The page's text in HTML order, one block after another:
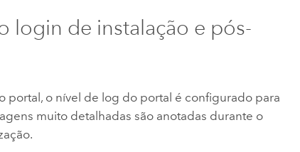
login de instalação e pós-
portal, o nível de log do portal é configurado para
muito detalhadas são anotadas durante o